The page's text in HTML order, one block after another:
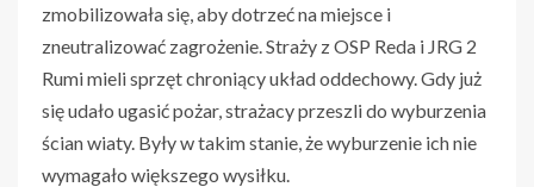
zmobilizowała się, aby dotrzeć na miejsce i
zneutralizować zagrożenie. Straży z OSP Reda i JRG 2
Rumi mieli sprzęt chroniący układ oddechowy. Gdy już
się udało ugasić pożar, strażacy przeszli do wyburzenia
ścian wiaty. Były w takim stanie, że wyburzenie ich nie
wymagało większego wysiłku.